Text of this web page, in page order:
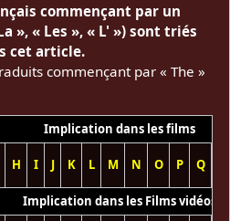
commençant par un
», « Les », « L' ») sont triés
cet article.
commençant par « The »
Implication dans les films
H I J K L M N O P Q
Implication dans les Films vidéos